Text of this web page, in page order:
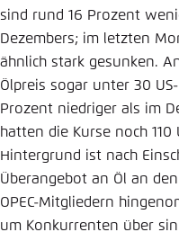
sind rund 16 Prozent
Dezembers; im letzten
ähnlich stark gesunken.
Ölpreis sogar unter 30
Prozent niedriger als im
hatten die Kurse noch 110
Hintergrund ist nach
Überangebot an Öl an
OPEC-Mitgliedern
um Konkurrenten über